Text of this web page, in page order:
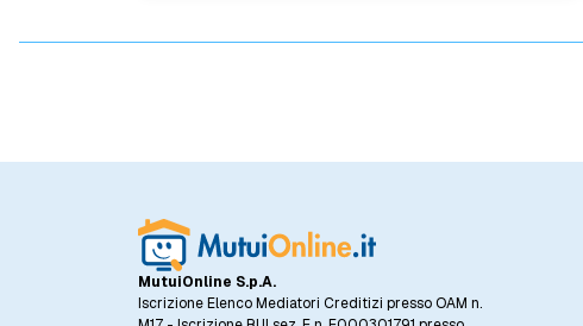
case, specialmente in un contesto in cui il
MutuiOnline S.p.A.
Iscrizione Elenco Mediatori Creditizi presso OAM n.